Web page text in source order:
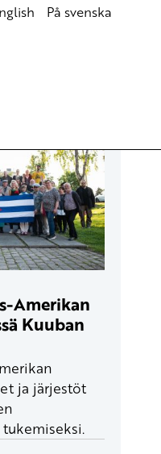
På svenska
Amerikan
Kuuban
ja järjestöt